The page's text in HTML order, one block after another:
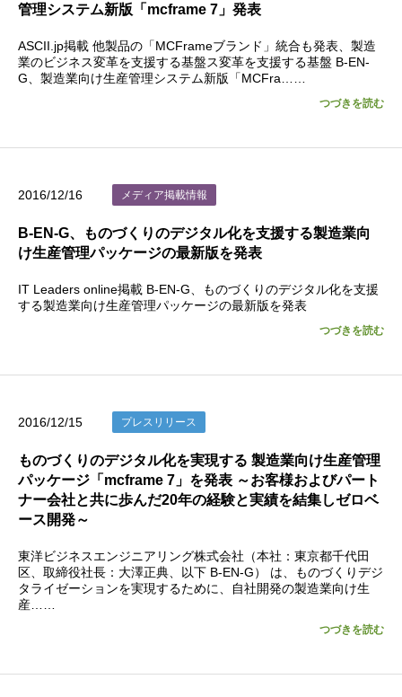
管理システム新版「mcframe 7」発表
ASCII.jp掲載 他製品の「MCFrameブランド」統合も発表、製造
業のビジネス変革を支援する基盤ス変革を支援する基盤 B-EN-
G、製造業向け生産管理システム新版「MCFra……
つづきを読む
2016/12/16 メディア掲載情報
B-EN-G、ものづくりのデジタル化を支援する製造業向
け生産管理パッケージの最新版を発表
IT Leaders online掲載 B-EN-G、ものづくりのデジタル化を支援
する製造業向け生産管理パッケージの最新版を発表
つづきを読む
2016/12/15 プレスリリース
ものづくりのデジタル化を実現する 製造業向け生産管理
パッケージ「mcframe 7」を発表 ～お客様およびパート
ナー会社と共に歩んだ20年の経験と実績を結集しゼロベ
ース開発～
東洋ビジネスエンジニアリング株式会社（本社：東京都千代田
区、取締役社長：大澤正典、以下 B-EN-G） は、ものづくりデジ
タライゼーションを実現するために、自社開発の製造業向け生
産……
つづきを読む